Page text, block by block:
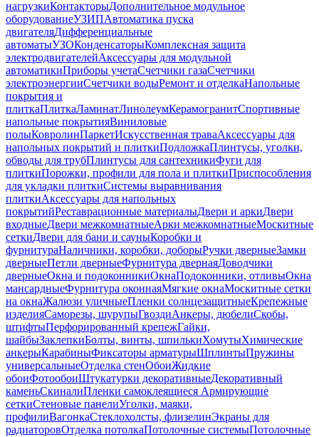
нагрузкиКонтакторыДополнительное модульное
оборудованиеУЗИПАвтоматика пуска
двигателяДифференциальные
автоматыУЗОКонденсаторыКомплексная защита
электродвигателейАксессуары для модульной
автоматикиПриборы учетаСчетчики газаСчетчики
электроэнергииСчетчики водыРемонт и отделкаНапольные
покрытия и
плиткаПлиткаЛаминатЛинолеумКерамогранитСпортивные
напольные покрытияВиниловые
полыКовролинПаркетИскусственная траваАксессуары для
напольных покрытий и плиткиПодложкаПлинтусы, уголки,
обводы для трубПлинтусы для сантехникиФуги для
плиткиПорожки, профили для пола и плиткиПриспособления
для укладки плиткиСистемы выравнивания
плиткиАксессуары для напольных
покрытийРеставрационные материалыДвери и аркиДвери
входныеДвери межкомнатныеАрки межкомнатныеМоскитные
сеткиДвери для бани и сауныКоробки и
фурнитураНаличники, коробки, доборыРучки дверныеЗамки
дверныеПетли дверныеФурнитура двернаяДоводчики
дверныеОкна и подоконникиОкнаПодоконники, отливыОкна
мансардныеФурнитура оконнаяМягкие окнаМоскитные сетки
на окнаЖалюзи уличныеПленки солнцезащитныеКрепежные
изделияСаморезы, шурупыГвоздиАнкеры, дюбелиСкобы,
штифтыПерфорированный крепежГайки,
шайбыЗаклепкиБолты, винты, шпилькиХомутыХимические
анкерыКарабиныФиксаторы арматурыШплинтыПружины
универсальныеОтделка стенОбоиЖидкие
обоиФотообоиШтукатурки декоративныеДекоративный
каменьСкиналиПленки самоклеящиеся Армирующие
сеткиСтеновые панелиУголки, маяки,
профилиВагонкаСтеклохолсты, флизелинЭкраны для
радиаторовОтделка потолкаПотолочные системыПотолочные